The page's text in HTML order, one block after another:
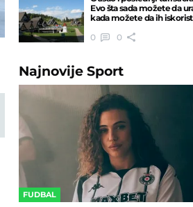
Evo šta sada možete da
kada možete da ih
0
0
NajnovijeSport
FUDBAL